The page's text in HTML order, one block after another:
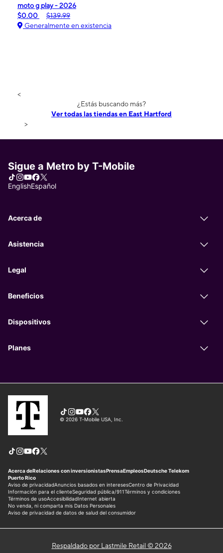
moto g play - 2026
$0.00
$139.99
Generalmente en existencia
<
¿Estás buscando más?
Ver todas las tiendas en East Hartford
>
Respaldado por Lastmile Retail © 2026